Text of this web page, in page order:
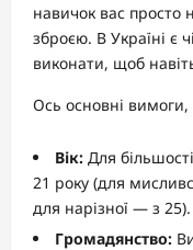
навичок вас просто
зброєю. В Україні є
виконати, щоб
Ось основні вимоги,
Вік: Для
21 року (для
для нарізної — з 25).
Громадянство: